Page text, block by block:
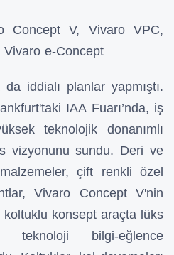
Concept V, Vivaro VPC,
e-Concept
iddialı planlar yapmıştı.
IAA Fuarı’nda, iş
teknolojik donanımlı
vizyonunu sundu. Deri ve
çift renkli özel
Vivaro Concept V'nin
koltuklu konsept araçta lüks
bilgi-eğlence